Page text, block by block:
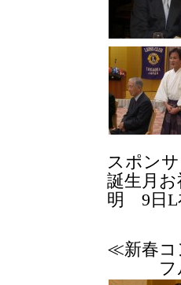
スポン
誕生月
明 9日
≪新春
フル